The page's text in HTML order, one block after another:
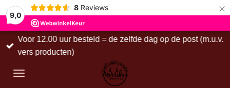
9,0
8 Reviews ×
Voor 12.00 uur besteld = de zelfde dag op de post (m.u.v.
vers producten)